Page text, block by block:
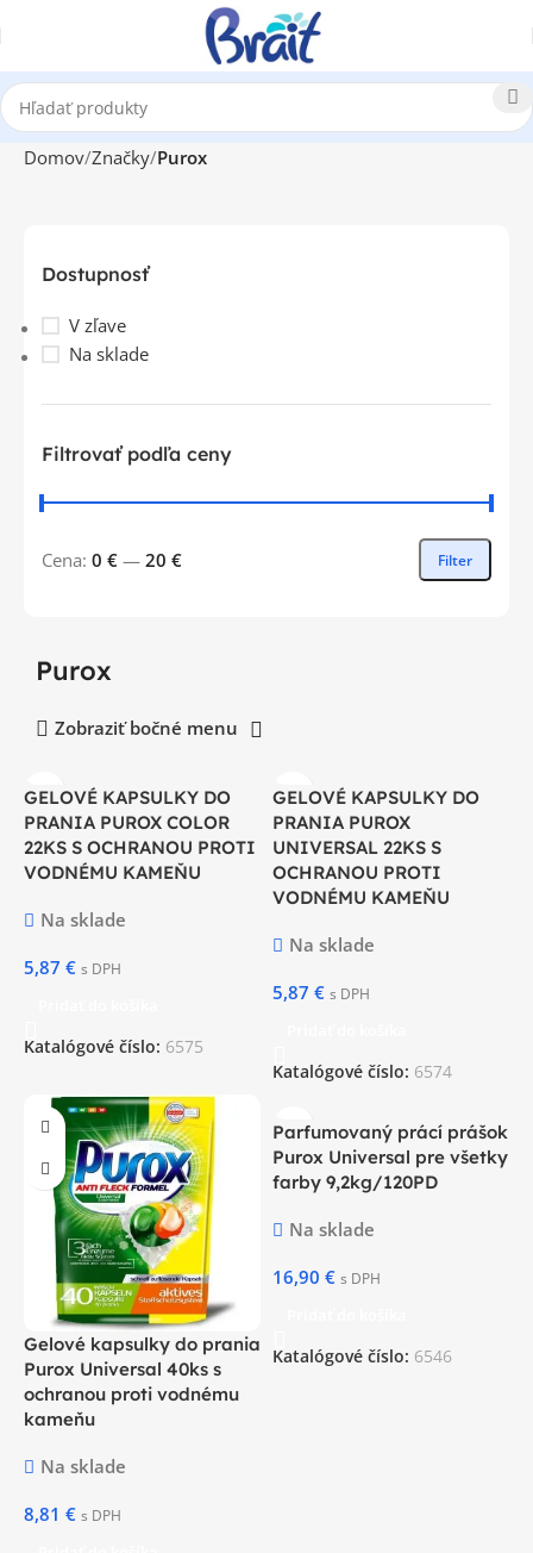
Domov Značky Purox
Dostupnosť
V zľave
Na sklade
Filtrovať podľa ceny
Filter
Cena: 0 € — 20 €
Purox
Zobraziť bočné menu
GELOVÉ KAPSULKY DO
PRANIA PUROX COLOR
22KS S OCHRANOU PROTI
VODNÉMU KAMEŇU
Na sklade
5,87 € s DPH
Katalógové číslo: 6575
GELOVÉ KAPSULKY DO
PRANIA PUROX
UNIVERSAL 22KS S
OCHRANOU PROTI
VODNÉMU KAMEŇU
Na sklade
5,87 € s DPH
Katalógové číslo: 6574
Gelové kapsulky do prania
Purox Universal 40ks s
ochranou proti vodnému
kameňu
Na sklade
8,81 € s DPH
Parfumovaný prácí prášok
Purox Universal pre všetky
farby 9,2kg/120PD
Na sklade
16,90 € s DPH
Katalógové číslo: 6546